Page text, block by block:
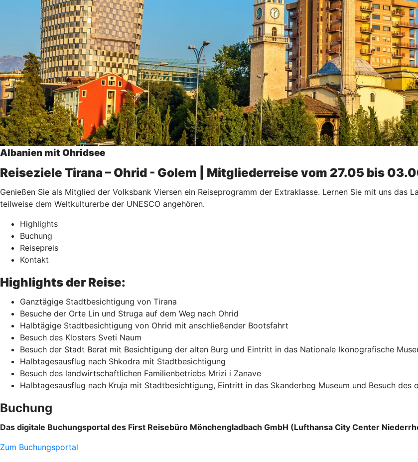
Albanien mit Ohridsee
Reiseziele Tirana – Ohrid - Golem | Mitgliederreise vom 27.05 bis
Genießen Sie als Mitglied der Volksbank Viersen ein Reiseprogramm der Extraklasse. Lernen Sie mit uns das
teilweise dem Weltkulturerbe der UNESCO angehören.
Highlights
Buchung
Reisepreis
Kontakt
Highlights der Reise:
Ganztägige Stadtbesichtigung von Tirana
Besuche der Orte Lin und Struga auf dem Weg nach Ohrid
Halbtägige Stadtbesichtigung von Ohrid mit anschließender Bootsfahrt
Besuch des Klosters Sveti Naum
Besuch der Stadt Berat mit Besichtigung der alten Burg und Eintritt in das Nationale Ikonografische
Halbtagesausflug nach Shkodra mit Stadtbesichtigung
Besuch des landwirtschaftlichen Familienbetriebs Mrizi i Zanave
Halbtagesausflug nach Kruja mit Stadtbesichtigung, Eintritt in das Skanderbeg Museum und Besuch des
Buchung
Das digitale Buchungsportal des First Reisebüro Mönchengladbach GmbH (Lufthansa City Center
Zum Buchungsportal